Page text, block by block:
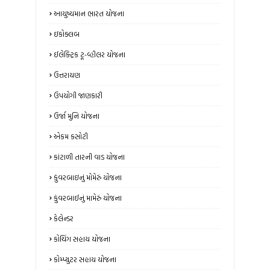
આયુષ્યમાન ભારત યોજના
ઇકોક્લબ
ઈલેક્ટ્રિક ટૂ-વ્હીલર યોજના
ઉત્તરાયણ
ઉપયોગી જાણકારી
ઉર્જા મુનિ યોજના
એકમ કસોટી
કાંટાળી તારની વાડ યોજના
કુંવરબાઇનું મોમેરું યોજના
કુંવરબાઈનું મામેરું યોજના
કેલેન્ડર
કોચિંગ સહાય યોજના
કોમ્પ્યુટર સહાય યોજના